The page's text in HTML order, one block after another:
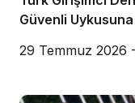
Güvenli
29 Temmuz 2026